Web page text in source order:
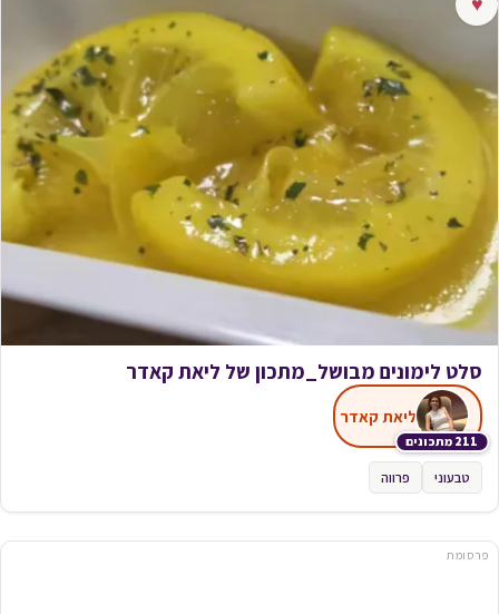
סלט לימונים מבושל_מתכון של ליאת קאדר
211 מתכונים
ליאת קאדר
טבעוני פרווה
פרסומת